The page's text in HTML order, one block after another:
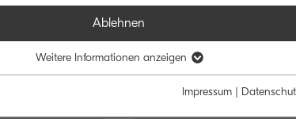
Farbe
Funktion:
Alle Scan
Ablehnen
Weitere Informationen anzeigen
Impressum |